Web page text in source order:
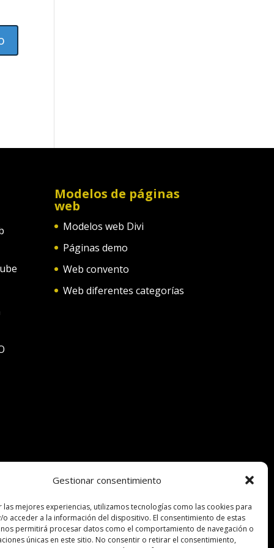
Gestionar consentimiento
las mejores experiencias, utilizamos tecnologías como las cookies para
o acceder a la información del dispositivo. El consentimiento de estas
permitirá procesar datos como el comportamiento de navegación o
únicas en este sitio. No consentir o retirar el consentimiento,
Modelos de páginas
web
Modelos web Divi
Páginas demo
Web convento
Web diferentes categorías